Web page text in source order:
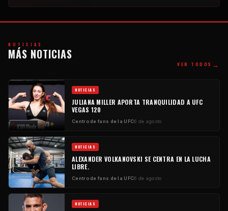
NOTICIAS
MÁS NOTICIAS
VER TODOS →
NOTICIAS
JULIANA MILLER APORTA TRANQUILIDAD A UFC
VEGAS 120
Centro de fans de la UFC6 de agosto
NOTICIAS
ALEXANDER VOLKANOVSKI SE CENTRA EN LA LUCHA
LIBRE.
Centro de fans de la UFC6 de agosto
NOTICIAS